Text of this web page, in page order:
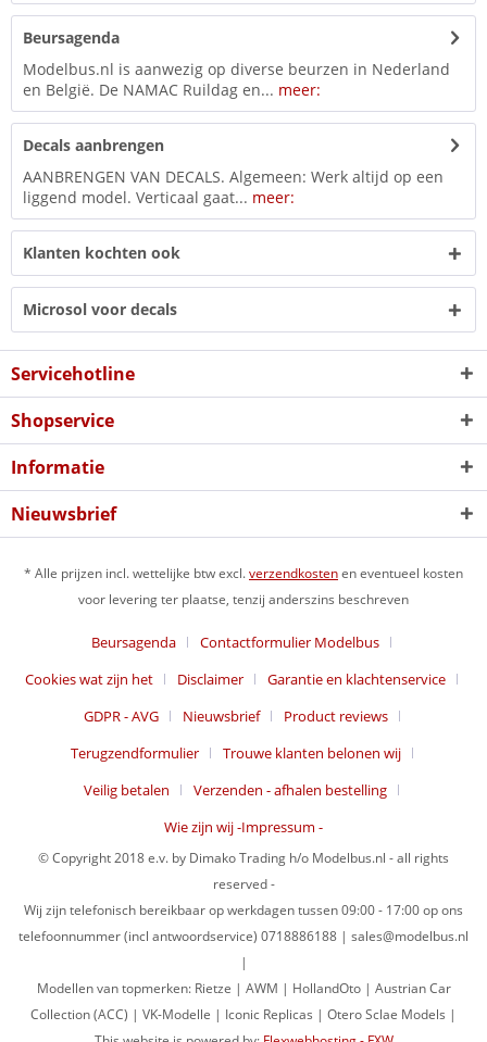
Beursagenda
Modelbus.nl is aanwezig op diverse beurzen in Nederland
en België. De NAMAC Ruildag en... meer:
Decals aanbrengen
AANBRENGEN VAN DECALS. Algemeen: Werk altijd op een
liggend model. Verticaal gaat... meer:
Klanten kochten ook
Microsol voor decals
Servicehotline
Shopservice
Informatie
Nieuwsbrief
* Alle prijzen incl. wettelijke btw excl.verzendkostenen eventueel kosten
voor levering ter plaatse, tenzij anderszins beschreven
Beursagenda
Contactformulier Modelbus
Cookies wat zijn het
Disclaimer
Garantie en klachtenservice
GDPR - AVG
Nieuwsbrief
Product reviews
Terugzendformulier
Trouwe klanten belonen wij
Veilig betalen
Verzenden - afhalen bestelling
Wie zijn wij -Impressum -
© Copyright 2018 e.v. by Dimako Trading h/o Modelbus.nl - all rights
reserved -
Wij zijn telefonisch bereikbaar op werkdagen tussen 09:00 - 17:00 op ons
telefoonnummer (incl antwoordservice) 0718886188 | sales@modelbus.nl
|
Modellen van topmerken: Rietze | AWM | HollandOto | Austrian Car
Collection (ACC) | VK-Modelle | Iconic Replicas | Otero Sclae Models |